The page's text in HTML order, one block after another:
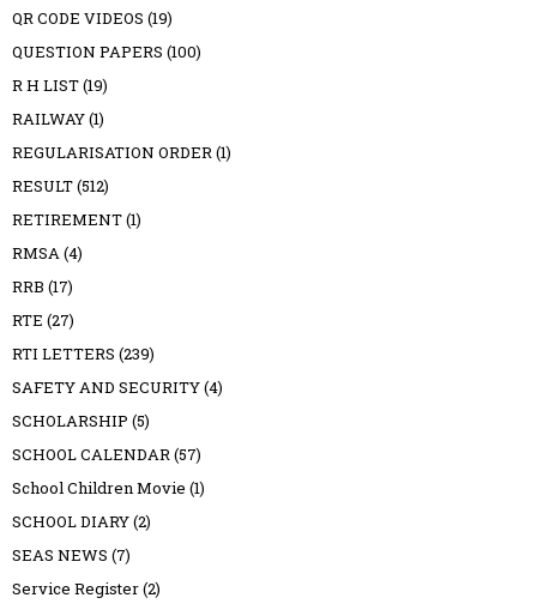
QR CODE VIDEOS (19)
QUESTION PAPERS (100)
R H LIST(19)
RAILWAY(1)
REGULARISATION ORDER(1)
RESULT(512)
RETIREMENT(1)
RMSA(4)
RRB (17)
RTE (27)
RTI LETTERS (239)
SAFETY AND SECURITY(4)
SCHOLARSHIP (5)
SCHOOL CALENDAR(57)
School Children Movie (1)
SCHOOL DIARY(2)
SEAS NEWS (7)
Service Register(2)